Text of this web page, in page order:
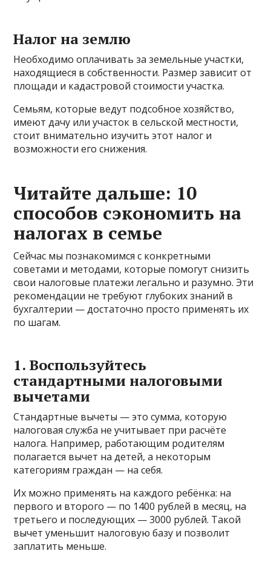
Налог на землю
Необходимо оплачивать за земельные участки,
находящиеся в собственности. Размер зависит от
площади и кадастровой стоимости участка.
Семьям, которые ведут подсобное хозяйство,
имеют дачу или участок в сельской местности,
стоит внимательно изучить этот налог и
возможности его снижения.
Читайте дальше: 10
способов сэкономить на
налогах в семье
Сейчас мы познакомимся с конкретными
советами и методами, которые помогут снизить
свои налоговые платежи легально и разумно. Эти
рекомендации не требуют глубоких знаний в
бухгалтерии — достаточно просто применять их
по шагам.
1. Воспользуйтесь
стандартными налоговыми
вычетами
Стандартные вычеты — это сумма, которую
налоговая служба не учитывает при расчёте
налога. Например, работающим родителям
полагается вычет на детей, а некоторым
категориям граждан — на себя.
Их можно применять на каждого ребёнка: на
первого и второго — по 1400 рублей в месяц, на
третьего и последующих — 3000 рублей. Такой
вычет уменьшит налоговую базу и позволит
заплатить меньше.